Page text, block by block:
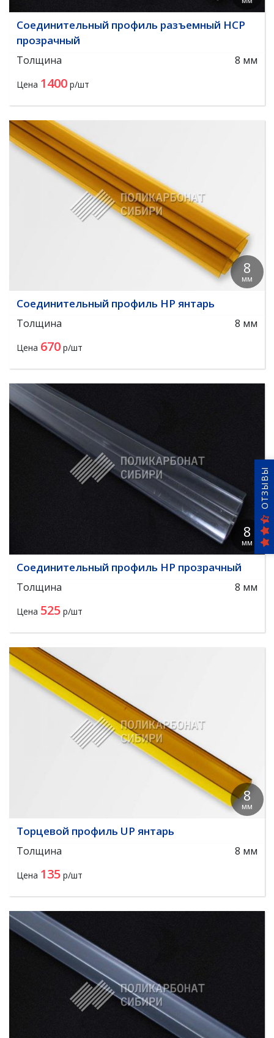
Соединительный профиль разъемный HCP
прозрачный
Толщина 8 мм
Цена 1400 р/шт
8
мм
Соединительный профиль HP янтарь
Толщина 8 мм
Цена 670 р/шт
8
мм
Соединительный профиль HP прозрачный
Толщина 8 мм
Цена 525 р/шт
8
мм
Торцевой профиль UP янтарь
Толщина 8 мм
Цена 135 р/шт
ОТЗЫВЫ